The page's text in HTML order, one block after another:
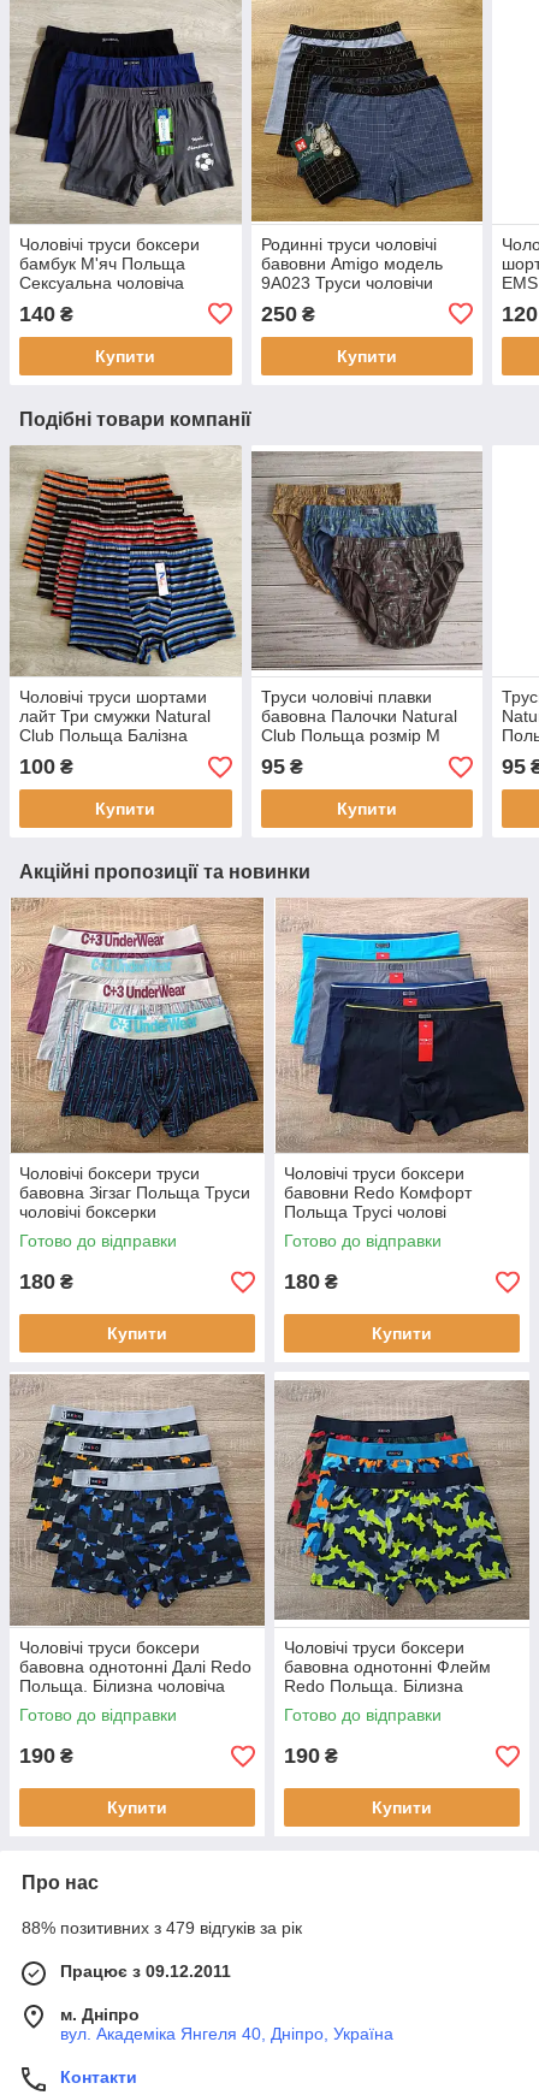
Чоловічі труси боксери
бамбук М'яч Польща
Сексуальна чоловіча
140 ₴
Купити
Родинні труси чоловічі
бавовни Amigo модель
9A023 Труси чоловічи
250₴
Купити
EMS
120
Подібні товари компанії
Чоловічі труси шортами
лайт Три смужки Natural
Club Польща Балізна
чоловича боксерками
100 ₴
Купити
Труси чоловічі плавки
бавовна Палочки Natural
Club Польща розмір М
95₴
Купити
95
Акційні пропозиції та новинки
Чоловічі боксери труси
бавовна Зігзаг Польща Труси
чоловічі боксерки
Готово до відправки
180 ₴
Купити
Чоловічі труси боксери
бавовни Redo Комфорт
Польща Трусі чолові
боксерки
Готово до відправки
180 ₴
Купити
Чоловічі труси боксери
бавовна однотонні Далі Redo
Польща. Білизна чоловіча
боксерками
Готово до відправки
190 ₴
Купити
Чоловічі труси боксери
бавовна однотонні Флейм
Redo Польща. Білизна
чоловіча боксерками
Готово до відправки
190 ₴
Купити
Про нас
88% позитивних з 479 відгуків за рік
Працює з 09.12.2011
м. Дніпро
вул. Академіка Янгеля 40, Дніпро, Україна
Контакти